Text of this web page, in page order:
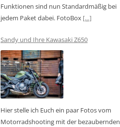
Funktionen sind nun Standardmäßig bei
jedem Paket dabei. FotoBox […]
Sandy und Ihre Kawasaki Z650
Hier stelle ich Euch ein paar Fotos vom
Motorradshooting mit der bezaubernden